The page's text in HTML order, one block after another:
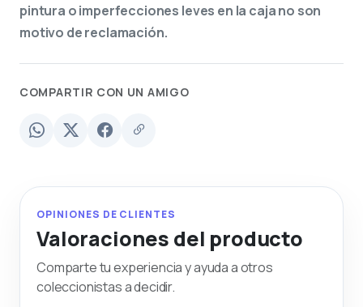
pintura o imperfecciones leves en la caja no son
motivo de reclamación.
COMPARTIR CON UN AMIGO
OPINIONES DE CLIENTES
Valoraciones del producto
Comparte tu experiencia y ayuda a otros
coleccionistas a decidir.